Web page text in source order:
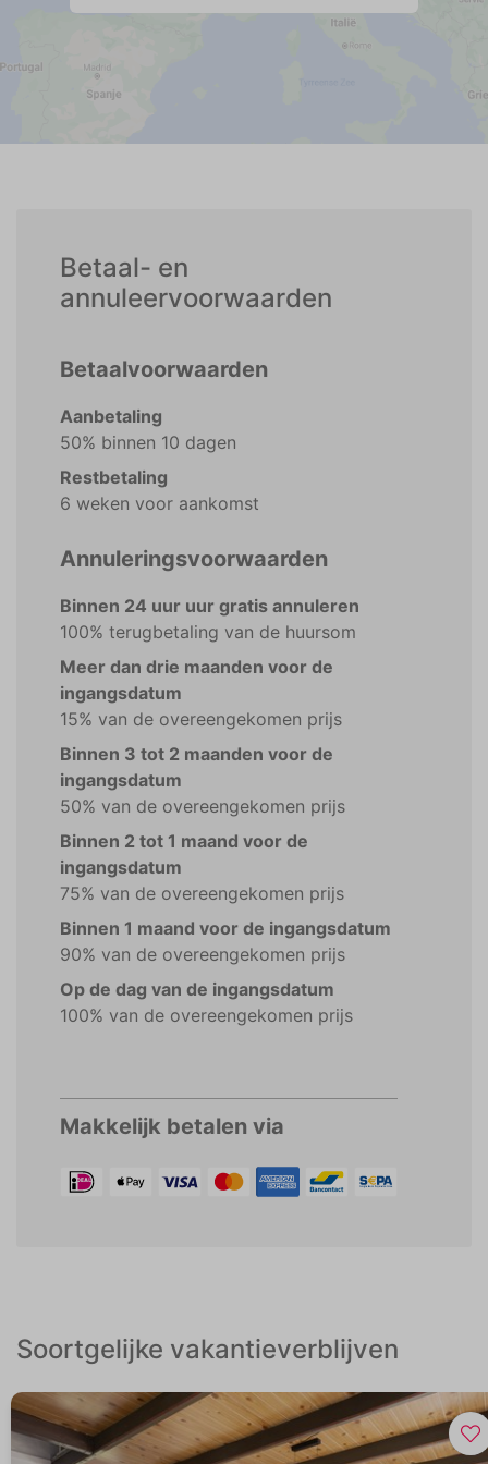
Betaal- en
annuleervoorwaarden
Betaalvoorwaarden
Aanbetaling
50% binnen 10 dagen
Restbetaling
6 weken voor aankomst
Annuleringsvoorwaarden
Binnen 24 uur uur gratis annuleren
100% terugbetaling van de huursom
Meer dan drie maanden voor de
ingangsdatum
15% van de overeengekomen prijs
Binnen 3 tot 2 maanden voor de
ingangsdatum
50% van de overeengekomen prijs
Binnen 2 tot 1 maand voor de
ingangsdatum
75% van de overeengekomen prijs
Binnen 1 maand voor de ingangsdatum
90% van de overeengekomen prijs
Op de dag van de ingangsdatum
100% van de overeengekomen prijs
Makkelijk betalen via
Soortgelijke vakantieverblijven